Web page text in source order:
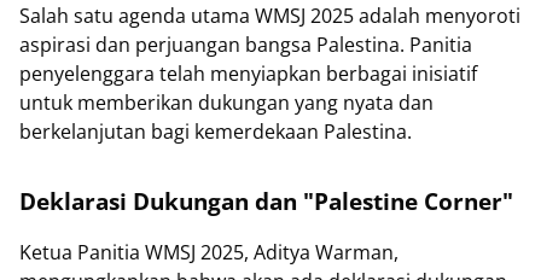
Salah satu agenda utama WMSJ 2025 adalah menyoroti
aspirasi dan perjuangan bangsa Palestina. Panitia
penyelenggara telah menyiapkan berbagai inisiatif
untuk memberikan dukungan yang nyata dan
berkelanjutan bagi kemerdekaan Palestina.
Deklarasi Dukungan dan "Palestine Corner"
Ketua Panitia WMSJ 2025, Aditya Warman,